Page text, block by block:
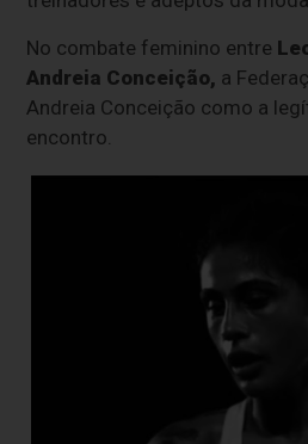
No combate feminino entre
Andreia Conceição, a
Andreia Conceição como a
encontro.